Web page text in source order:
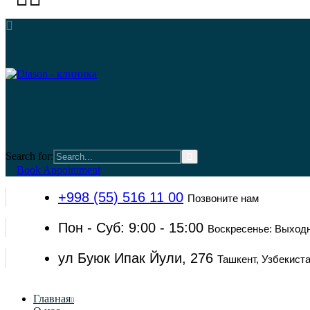
Search for:
Book Appointment
+998 (55) 516 11 00 Позвоните нам
Пон - Суб: 9:00 - 15:00 Воскресенье:
ул Буюк Ипак Йули, 276 Ташкент,
Главная